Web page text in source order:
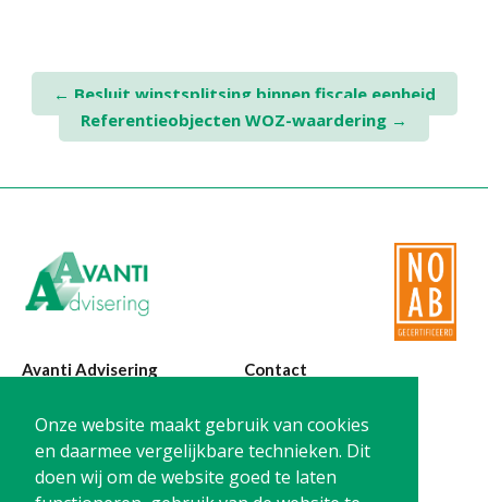
Onze website maakt gebruik van cookies
en daarmee vergelijkbare technieken. Dit
doen wij om de website goed te laten
Post
navigation
← Besluit winstsplitsing binnen fiscale eenheid
Referentieobjecten WOZ-waardering →
Avanti Advisering
Poelstraat 4
1441 RR Purmerend
Contact
T: 0299-420870
@:
info@avanti-
advisering.nl